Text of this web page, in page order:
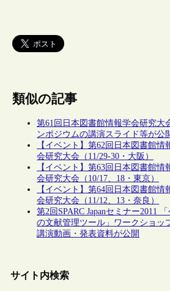
類似の記事
第61回日本図書館情報学会研究大
ンポジウムの講演スライド等が公
【イベント】第62回日本図書館情
会研究大会（11/29-30・大阪）
【イベント】第63回日本図書館情
会研究大会（10/17、18・東京）
【イベント】第64回日本図書館情
会研究大会（11/12、13・奈良）
第2回SPARC Japanセミナー2011
の文献管理ツール」ワークショッ
講演動画・発表資料が公開
サイト内検索